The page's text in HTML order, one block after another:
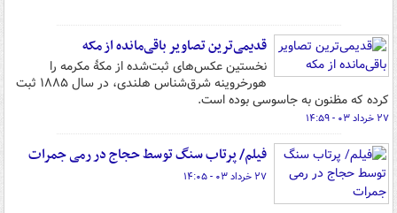
قدیمی‌ترین تصاویر باقی‌مانده از مکه
نخستین عکس‌های ثبت‌شده از مکهٔ مکرمه را
هورخروینه شرق‌شناس هلندی، در سال ۱۸۸۵ ثبت
کرده که مظنون به جاسوسی بوده است.
۲۷ خرداد ۰۳ - ۱۴:۵۹
فیلم/ پرتاب سنگ توسط حجاج در رمی جمرات
۲۷ خرداد ۰۳ - ۱۴:۰۵